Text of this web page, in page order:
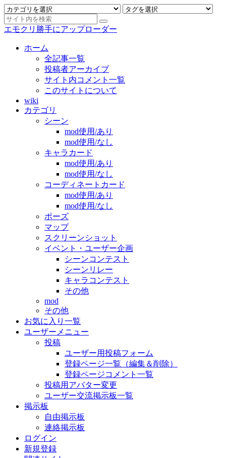
エモクリ勝手にアップローダー
ホーム
全記事一覧
投稿者アーカイブ
サイト内コメント一覧
このサイトについて
wiki
カテゴリ
シーン
mod使用/あり
mod使用/なし
キャラカード
mod使用/あり
mod使用/なし
コーディネートカード
mod使用/あり
mod使用/なし
ポーズ
マップ
スクリーンショット
イベント・ユーザー企画
シーンコンテスト
シーンリレー
キャラコンテスト
その他
mod
その他
お気に入り一覧
ユーザーメニュー
投稿
ユーザー用投稿フォーム
登録ページ一覧（編集＆削除）
登録ページコメント一覧
投稿用アバター変更
ユーザー交流掲示板一覧
掲示板
自由掲示板
連絡掲示板
ログイン
新規登録